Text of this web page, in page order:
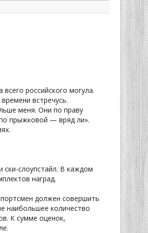
российского могула.
встречусь.
меня. Они по праву
прыжковой — вряд ли».
ски-слоупстайл. В каждом
наград.
должен совершить
наибольшее количество
К сумме оценок,